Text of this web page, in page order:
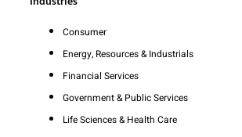
Consumer
Energy, Resources & Industrials
Financial Services
Government & Public Services
Life Sciences & Health Care